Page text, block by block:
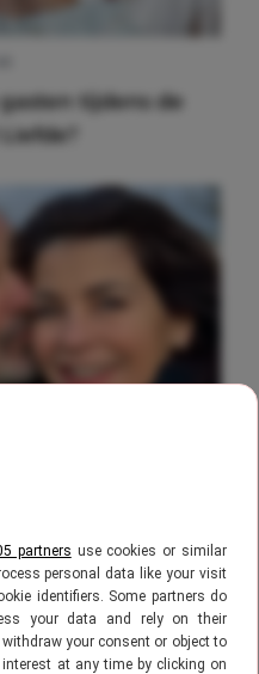
partners use cookies or similar
personal data like your visit
identifiers. Some partners do
your data and rely on their
your consent or object to
at any time by clicking on
tijdens de
de échte dochter
GTST eruit